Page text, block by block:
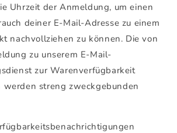
Uhrzeit der Anmeldung, um einen
deiner E-Mail-Adresse zu einem
nachvollziehen zu können. Die von
zu unserem E-Mail-
zur Warenverfügbarkeit
werden streng zweckgebunden